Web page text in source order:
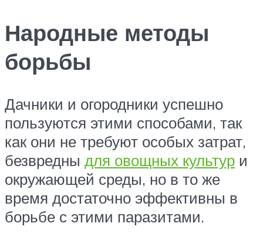
Народные методы
борьбы
Дачники и огородники успешно
пользуются этими способами, так
как они не требуют особых затрат,
безвредны для овощных культур и
окружающей среды, но в то же
время достаточно эффективны в
борьбе с этими паразитами.